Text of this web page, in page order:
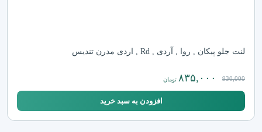
لنت جلو پیکان , روا , آردی , Rd , اردی مدرن تندیس
930,000 ۸۳۵,۰۰۰ تومان
افزودن به سبد خرید